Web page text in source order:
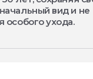
вид и не
особого ухода.